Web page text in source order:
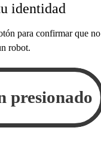
identidad
para confirmar que no
robot.